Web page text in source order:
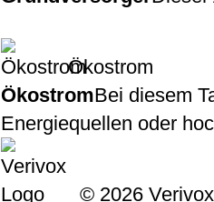
Ökostrom
ÖkostromBei diesem
Energiequellen oder
© 2026